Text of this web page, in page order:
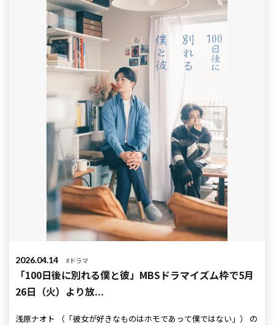
2026.04.14 #ドラマ
「100日後に別れる僕と彼」MBSドラマイズム枠で5月
26日（火）より放...
浅原ナオト （「彼女が好きなものはホモであって僕ではない」） の